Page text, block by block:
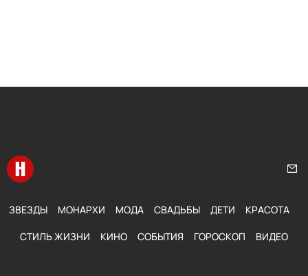
Перейти на главную
ЗВЕЗДЫ МОНАРХИ МОДА СВАДЬБЫ ДЕТИ КРАСОТА
СТИЛЬ ЖИЗНИ КИНО СОБЫТИЯ ГОРОСКОП ВИДЕО